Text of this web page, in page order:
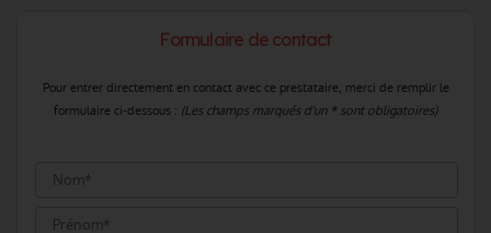
Formulaire de contact
Pour entrer directement en contact avec ce prestataire, merci de remplir le
formulaire ci-dessous : (Les champs marqués d'un * sont obligatoires)